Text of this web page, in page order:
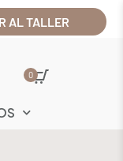
AL TALLER
0